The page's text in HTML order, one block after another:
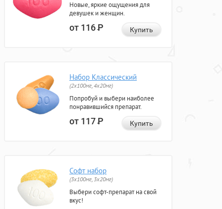
Новые, яркие ощущения для
девушек и женщин.
от 116Р Купить
Набор Классический
(2x100мг, 4x20мг)
Попробуй и выбери наиболее
понравившийся препарат.
от 117Р Купить
Софт набор
(3x100мг, 3x20мг)
Выбери софт-препарат на свой
вкус!